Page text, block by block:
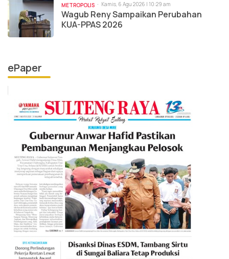
METROPOLIS Kamis, 6 Agu 2026 | 10:29 am
Wagub Reny Sampaikan Perubahan
KUA-PPAS 2026
ePaper